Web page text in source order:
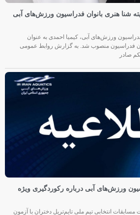
شنا هنری بانوان فدراسیون ورزش‌های آبی
ورزش‌های آبی، کیمیا احمدی به عنوان
فدراسیون منصوب شد. به گزارش روابط عمومی
صادر
ورزش‌های آبی درباره رکوردگیری ویژه
انتخابی تیم ملی تایم‌تریل دختران با آزمون